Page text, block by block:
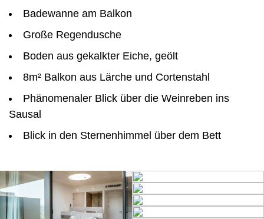
Badewanne am Balkon
Große Regendusche
Boden aus gekalkter Eiche, geölt
8m² Balkon aus Lärche und Cortenstahl
Phänomenaler Blick über die Weinreben ins
Sausal
Blick in den Sternenhimmel über dem Bett